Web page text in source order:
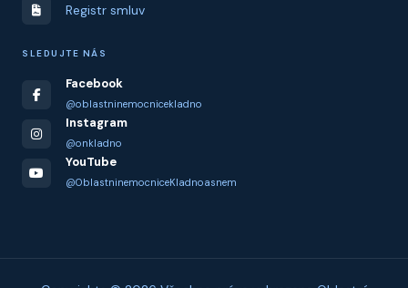
Registr smluv
SLEDUJTE NÁS
Facebook
@oblastninemocnicekladno
Instagram
@onkladno
YouTube
@OblastninemocniceKladnoasnem